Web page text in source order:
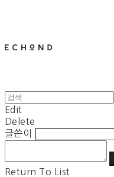
Edit
Delete
글쓴이
Return To List